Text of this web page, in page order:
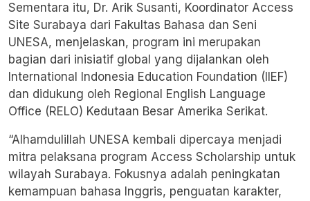
Sementara itu, Dr. Arik Susanti, Koordinator Access
Site Surabaya dari Fakultas Bahasa dan Seni
UNESA, menjelaskan, program ini merupakan
bagian dari inisiatif global yang dijalankan oleh
International Indonesia Education Foundation (IIEF)
dan didukung oleh Regional English Language
Office (RELO) Kedutaan Besar Amerika Serikat.
“Alhamdulillah UNESA kembali dipercaya menjadi
mitra pelaksana program Access Scholarship untuk
wilayah Surabaya. Fokusnya adalah peningkatan
kemampuan bahasa Inggris, penguatan karakter,